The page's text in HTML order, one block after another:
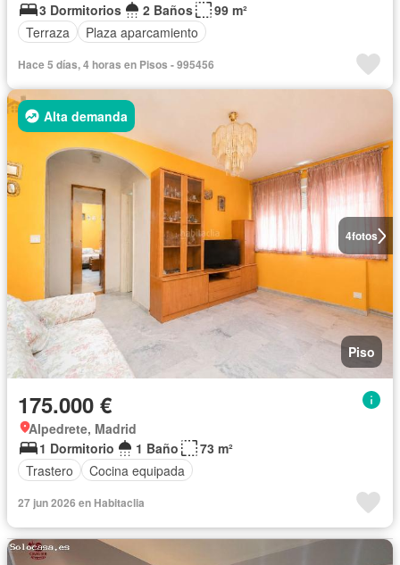
3 Dormitorios
2 Baños
99 m²
Terraza
Plaza aparcamiento
Hace 5 días, 4 horas en Pisos - 995456
4fotos
Alta demanda
Piso
175.000 €
Alpedrete, Madrid
1 Dormitorio
1 Baño
73 m²
Trastero
Cocina equipada
27 jun 2026 en Habitaclia